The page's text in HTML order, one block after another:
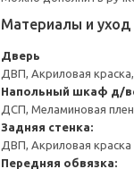
Материалы и уход
Дверь
ДВП, Акриловая
Напольный шкаф д/
ДСП, Меламиновая
Задняя стенка:
ДВП, Акриловая краска
Передняя обвязка: